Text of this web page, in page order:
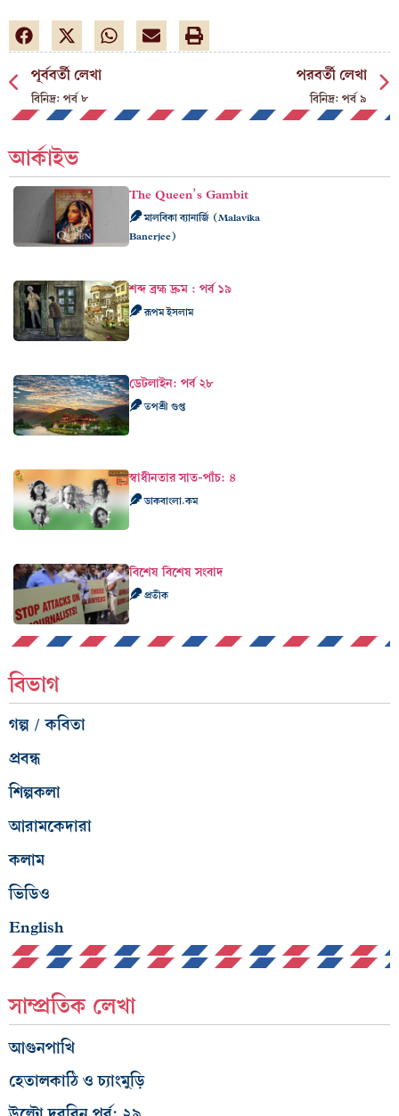
পূর্ববর্তী লেখা
বিনিদ্র: পর্ব ৮
পরবর্তী লেখা
বিনিদ্র: পর্ব ৯
আর্কাইভ
The Queen’s Gambit
মালবিকা ব্যানার্জি (Malavika
Banerjee)
শব্দ ব্রহ্ম দ্রুম : পর্ব ১৯
রূপম ইসলাম
ডেটলাইন: পর্ব ২৮
তপশ্রী গুপ্ত
স্বাধীনতার সাত-পাঁচ: ৪
ডাকবাংলা.কম
বিশেষ বিশেষ সংবাদ
প্রতীক
বিভাগ
গল্প / কবিতা
প্রবন্ধ
শিল্পকলা
আরামকেদারা
কলাম
ভিডিও
English
সাম্প্রতিক লেখা
আগুনপাখি
হেতালকাঠি ও চ্যাংমুড়ি